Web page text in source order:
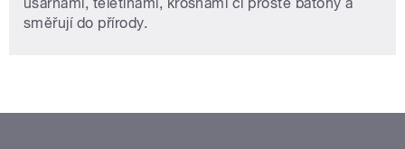
směřují do přírody.